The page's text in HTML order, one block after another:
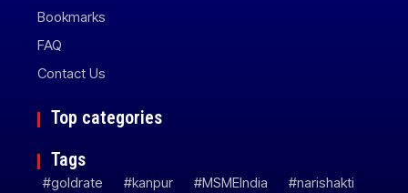
Bookmarks
FAQ
Contact Us
Top categories
Tags
#goldrate #kanpur #MSMEIndia #narishakti